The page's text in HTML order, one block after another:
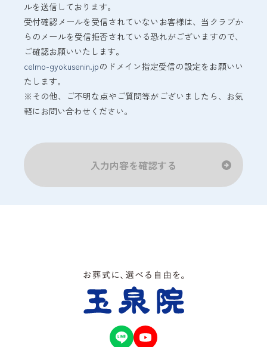
ルを送信しております。
受付確認メールを受信されていないお客様は、当クラブか
らのメールを受信拒否されている恐れがございますので、
ご確認お願いいたします。
celmo-gyokusenin.jpのドメイン指定受信の設定をお願いい
たします。
※その他、ご不明な点やご質問等がございましたら、お気
軽にお問い合わせください。